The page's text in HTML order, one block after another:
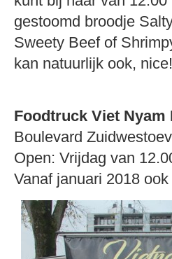
gestoomd broodje
Sweety Beef of
kan natuurlijk ook, nice!
Foodtruck Viet Nyam
Boulevard
Open: Vrijdag van
Vanaf januari 2018